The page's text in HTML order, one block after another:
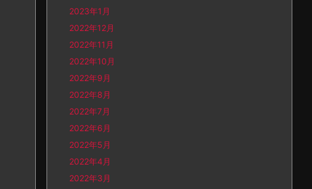
2023年1月
2022年12月
2022年11月
2022年10月
2022年9月
2022年8月
2022年7月
2022年6月
2022年5月
2022年4月
2022年3月